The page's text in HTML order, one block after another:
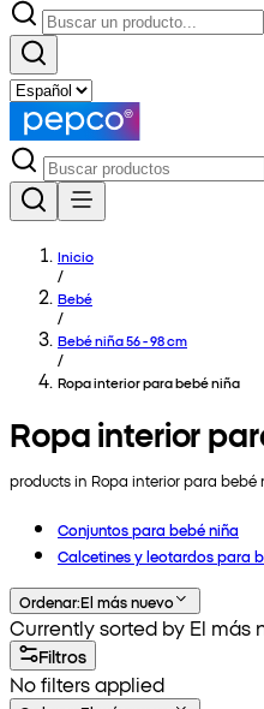
Inicio
/
Bebé
/
Bebé niña 56 - 98 cm
/
Ropa interior para bebé niña
Ropa interior
products in Ropa interior para bebé
Conjuntos para bebé niña
Calcetines y leotardos para
Ordenar:El más nuevo
Currently sorted by El más
Filtros
No filters applied